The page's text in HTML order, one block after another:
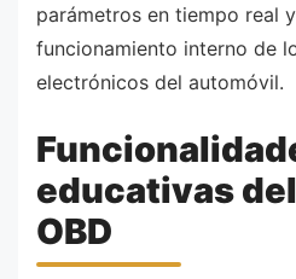
parámetros en tiempo real
funcionamiento interno de
electrónicos del automóvil.
educativas
OBD